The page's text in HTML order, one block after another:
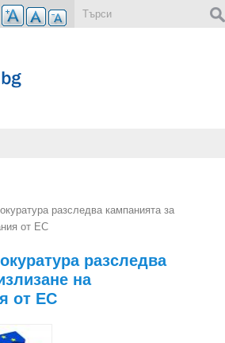
разследва кампанията за
от ЕС
разследва
на
от ЕС